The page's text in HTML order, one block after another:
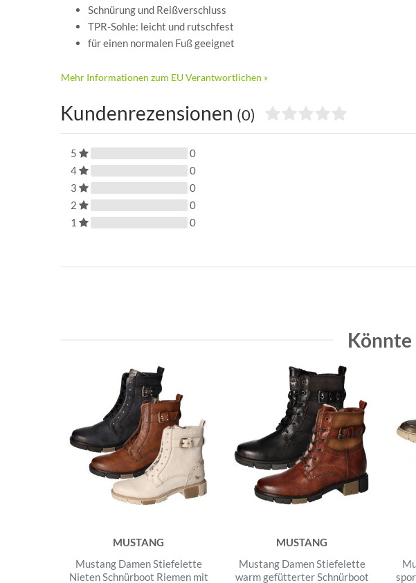
Schnürung und Reißverschluss
TPR-Sohle: leicht und rutschfest
für einen normalen Fuß geeignet
Mehr Informationen zum EU Verantwortlichen »
Kundenrezensionen (0)
5
0
4
0
3
0
2
0
1
0
Könnte
MUSTANG
Mustang Damen Stiefelette
Nieten Schnürboot Riemen mit
MUSTANG
Mustang Damen Stiefelette
warm gefütterter Schnürboot